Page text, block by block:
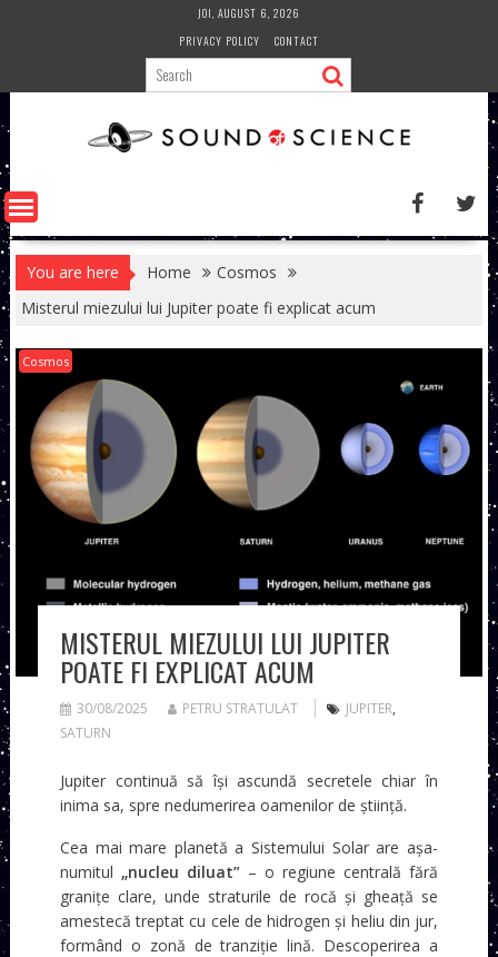
JOI, AUGUST 6, 2026
PRIVACY POLICY
CONTACT
You are here Home
Cosmos
Misterul miezului lui Jupiter poate fi explicat acum
Cosmos
MISTERUL MIEZULUI LUI JUPITER
POATE FI EXPLICAT ACUM
30/08/2025 PETRU STRATULAT JUPITER,
SATURN
Jupiter continuă să își ascundă secretele chiar în
inima sa, spre nedumerirea oamenilor de știință.
Cea mai mare planetă a Sistemului Solar are așa-
numitul „nucleu diluat”– o regiune centrală fără
granițe clare, unde straturile de rocă și gheață se
amestecă treptat cu cele de hidrogen și heliu din jur,
formând o zonă de tranziție lină. Descoperirea a